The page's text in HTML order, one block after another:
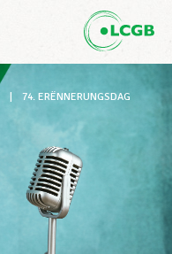
74. ERËNNERUNGSDAG